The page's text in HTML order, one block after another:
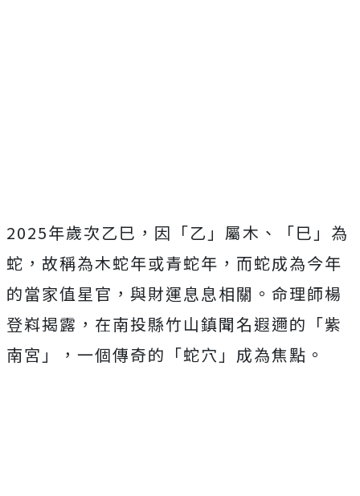
2025年歲次乙巳，因「乙」屬木、「巳」為
蛇，故稱為木蛇年或青蛇年，而蛇成為今年
的當家值星官，與財運息息相關。命理師楊
登嵙揭露，在南投縣竹山鎮聞名遐邇的「紫
南宮」，一個傳奇的「蛇穴」成為焦點。